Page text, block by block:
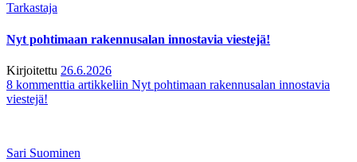
Tarkastaja
Nyt pohtimaan rakennusalan innostavia viestejä!
Kirjoitettu 26.6.2026
8 kommenttia artikkeliin Nyt pohtimaan rakennusalan innostavia
viestejä!
Sari Suominen